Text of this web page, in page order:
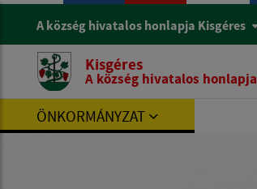
A község hivatalos honlapja Kisgéres
Kisgéres
A község hivatalos honlapja
ÖNKORMÁNYZAT